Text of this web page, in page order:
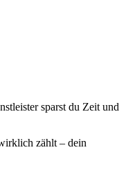
sparst du Zeit und
zählt – dein